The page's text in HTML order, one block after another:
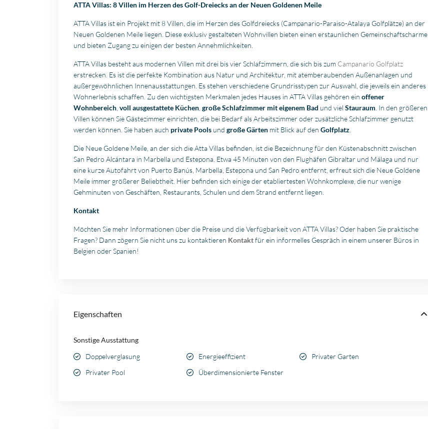
ATTA Villas: 8 Villen im Herzen des Golf-Dreiecks an der Neuen Goldenen Meile
ATTA Villas ist ein Projekt mit 8 Villen, die im Herzen des Golfdreiecks (Campanario-Paraiso-Atalaya Golfplätze) an der
Neuen Goldenen Meile liegen. Diese exklusiv gestalteten Wohnvillen bieten einen erstaunlichen Gemeinschaftscharme
und bieten Zugang zu einigen der besten Annehmlichkeiten.
ATTA Villas besteht aus modernen Villen mit drei bis vier Schlafzimmern, die sich bis zum Campanario Golfplatz
erstrecken. Es ist die perfekte Kombination aus Natur und Architektur, mit atemberaubenden Außenanlagen und
außergewöhnlichen Innenausstattungen. Es stehen verschiedene Grundrisstypen zur Auswahl, die jeweils ein anderes
Wohnerlebnis schaffen. Zu den wichtigsten Merkmalen jedes Hauses in ATTA Villas gehören ein offener
Wohnbereich voll ausgestattete Küchen große Schlafzimmer mit eigenem Bad und viel Stauraum . In den größeren
Villen können Sie Gästezimmer einrichten, die bei Bedarf als Arbeitszimmer oder zusätzliche Schlafzimmer genutzt
werden können. Sie haben auch private Pools und große Gärten mit Blick auf den Golfplatz
Die Neue Goldene Meile, an der sich die Atta Villas befinden, ist die Bezeichnung für den Küstenabschnitt zwischen
San Pedro Alcántara in Marbella und Estepona. Etwa 45 Minuten von den Flughäfen Gibraltar und Málaga und nur
eine kurze Autofahrt von Puerto Banús, Marbella, Estepona und San Pedro entfernt, erfreut sich die Neue Goldene
Meile immer größerer Beliebtheit. Hier befinden sich einige der etabliertesten Wohnkomplexe, die nur wenige
Gehminuten von Geschäften, Restaurants, Schulen und dem Strand entfernt liegen.
Kontakt
Möchten Sie mehr Informationen über die Preise und die Verfügbarkeit von ATTA Villas? Oder haben Sie praktische
Fragen? Dann zögern Sie nicht uns zu kontaktieren Kontaktfür ein informelles Gespräch in einem unserer Büros in
Belgien oder Spanien!
Eigenschaften
Sonstige Ausstattung
Doppelverglasung
Energieeffizient
Privater Garten
Privater Pool
Überdimensionierte Fenster